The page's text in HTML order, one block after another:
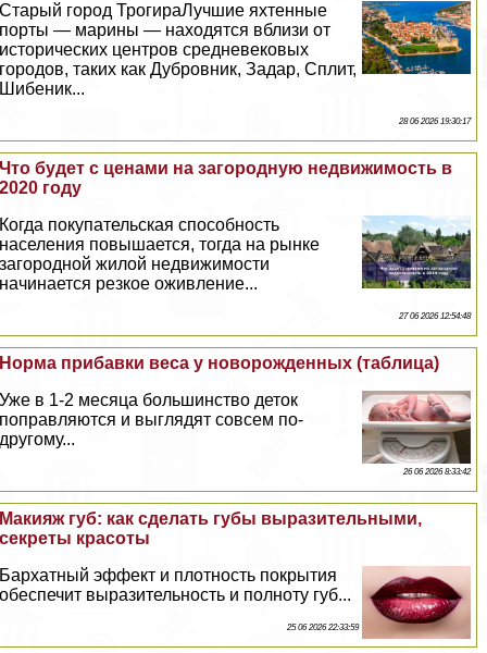
Старый город ТрогираЛучшие яхтенные
порты — марины — находятся вблизи от
исторических центров средневековых
городов, таких как Дубровник, Задар, Сплит,
Шибеник...
28 06 2026 19:30:17
Что будет с ценами на загородную недвижимость в
2020 году
Когда покупательская способность
населения повышается, тогда на рынке
загородной жилой недвижимости
начинается резкое оживление...
27 06 2026 12:54:48
Норма прибавки веса у новорожденных (таблица)
Уже в 1-2 месяца большинство деток
поправляются и выглядят совсем по-
другому...
26 06 2026 8:33:42
Макияж губ: как сделать губы выразительными,
секреты красоты
Бархатный эффект и плотность покрытия
обеспечит выразительность и полноту губ...
25 06 2026 22:33:59